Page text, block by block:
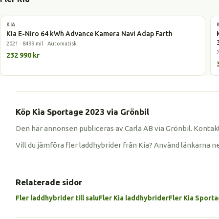
Elbil
KIA
Kia E-Niro 64 kWh Advance Kamera Navi Adap Farth
2021 · 8499 mil · Automatisk
232 990 kr
Köp Kia Sportage 2023 via Grönbil
Den här annonsen publiceras av Carla AB via Grönbil.
Vill du jämföra fler laddhybrider från Kia? Använd länkarna
Relaterade sidor
Fler laddhybrider till saluFler Kia laddhybriderFler Kia